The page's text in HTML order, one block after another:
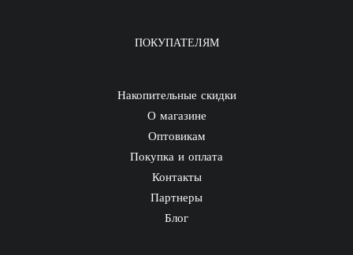
ПОКУПАТЕЛЯМ
Накопительные скидки
О магазине
Оптовикам
Покупка и оплата
Контакты
Партнеры
Блог